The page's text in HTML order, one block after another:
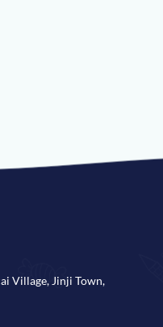
Village, Jinji Town,